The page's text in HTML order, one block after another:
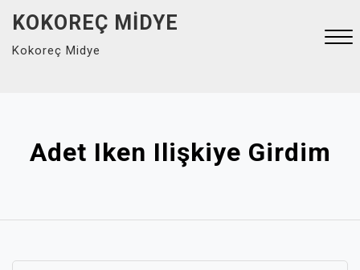
content
KOKOREÇ MIDYE
Kokoreç Midye
Adet Iken Ilişkiye Girdim